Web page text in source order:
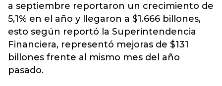
a septiembre reportaron un crecimiento de
5,1% en el año y llegaron a $1.666 billones,
esto según reportó la Superintendencia
Financiera, representó mejoras de $131
billones frente al mismo mes del año
pasado.